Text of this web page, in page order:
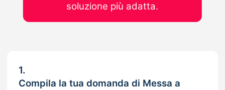
1.
Compila la tua domanda di Messa a
soluzione più adatta.